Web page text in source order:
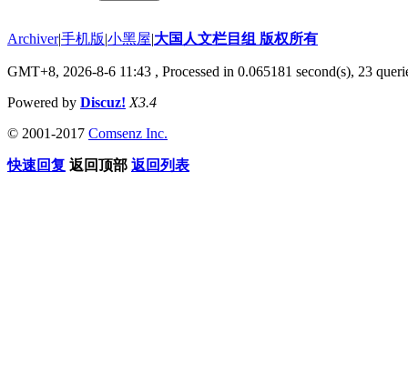
Archiver|手机版|小黑屋|大国人文栏目组 版权所有
GMT+8, 2026-8-6 11:43 , Processed in 0.065181 second(s), 23
Powered by Discuz! X3.4
© 2001-2017 Comsenz Inc.
快速回复 返回顶部 返回列表